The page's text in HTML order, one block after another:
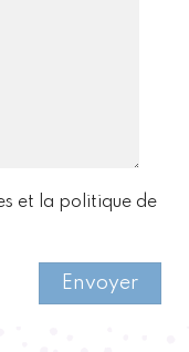
et la politique de
Envoyer